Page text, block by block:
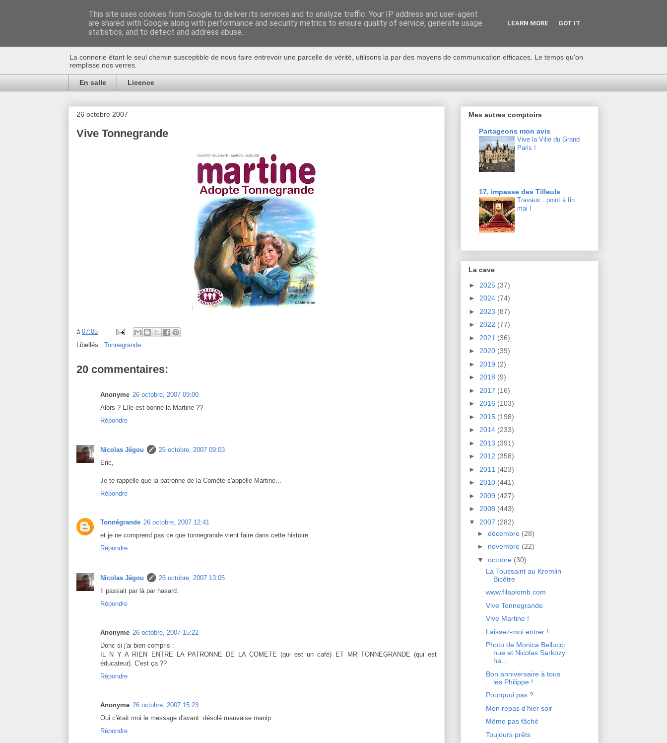
Au bistro !
La connerie étant le seul chemin susceptible de nous faire entrevoir une parcelle de vérité, utilisons la par des moyens de communication efficaces. Le temps qu'on
remplisse nos verres.
En salle Licence
26 octobre 2007
Vive Tonnegrande
à 07:05
Libellés : Tonnegrande
20 commentaires:
Anonyme 26 octobre, 2007 09:00
Alors ? Elle est bonne la Martine ??
Répondre
Nicolas Jégou
26 octobre, 2007 09:03
Eric,
Je te rappelle que la patronne de la Comète s'appelle Martine...
Répondre
Tonnégrande 26 octobre, 2007 12:41
et je ne comprend pas ce que tonnegrande vient faire dans cette histoire
Répondre
Nicolas Jégou
26 octobre, 2007 13:05
Il passait par là par hasard.
Répondre
Anonyme 26 octobre, 2007 15:22
Donc si j'ai bien compris :
IL N Y A RIEN ENTRE LA PATRONNE DE LA COMETE (qui est un café) ET MR TONNEGRANDE (qui est
éducateur). C'est ça ??
Répondre
Anonyme 26 octobre, 2007 15:23
Oui c'était moi le message d'avant. désolé mauvaise manip
Répondre
Mes autres comptoirs
Partageons mon avis
Vive la Ville du Grand
Paris !
17, impasse des Tilleuls
Travaux : point à fin
mai !
La cave
► 2025 (37)
► 2024 (74)
► 2023 (87)
► 2022 (77)
► 2021 (36)
► 2020 (39)
► 2019 (2)
► 2018 (9)
► 2017 (16)
► 2016 (103)
► 2015 (198)
► 2014 (233)
► 2013 (391)
► 2012 (358)
► 2011 (423)
► 2010 (441)
► 2009 (427)
► 2008 (443)
▼ 2007 (282)
► décembre (28)
► novembre (22)
▼ octobre (30)
La Toussaint au Kremlin-
Bicêtre
www.filaplomb.com
Vive Tonnegrande
Vive Martine !
Laissez-moi entrer !
Photo de Monica Bellucci
nue et Nicolas Sarkozy
ha...
Bon anniversaire à tous
les Philippe !
Pourquoi pas ?
Mon repas d'hier soir
Même pas fâché
Toujours prêts
This site uses cookies from Google to deliver its services and to analyze traffic. Your IP address and user-agent
are shared with Google along with performance and security metrics to ensure quality of service, generate usage
statistics, and to detect and address abuse.
LEARN MORE GOT IT